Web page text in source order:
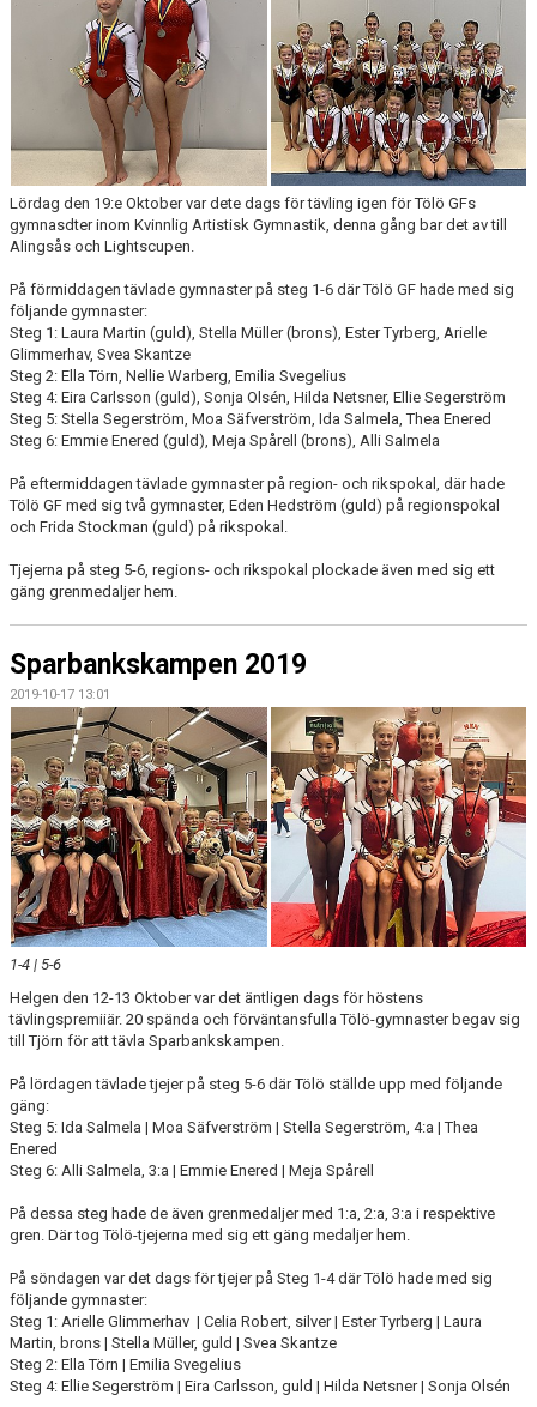
Lördag den 19:e Oktober var dete dags för tävling igen för Tölö GFs
gymnasdter inom Kvinnlig Artistisk Gymnastik, denna gång bar det av till
Alingsås och Lightscupen.
På förmiddagen tävlade gymnaster på steg 1-6 där Tölö GF hade med sig
följande gymnaster:
Steg 1: Laura Martin (guld), Stella Müller (brons), Ester Tyrberg, Arielle
Glimmerhav, Svea Skantze
Steg 2: Ella Törn, Nellie Warberg, Emilia Svegelius
Steg 4: Eira Carlsson (guld), Sonja Olsén, Hilda Netsner, Ellie Segerström
Steg 5: Stella Segerström, Moa Säfverström, Ida Salmela, Thea Enered
Steg 6: Emmie Enered (guld), Meja Spårell (brons), Alli Salmela
På eftermiddagen tävlade gymnaster på region- och rikspokal, där hade
Tölö GF med sig två gymnaster, Eden Hedström (guld) på regionspokal
och Frida Stockman (guld) på rikspokal.
Tjejerna på steg 5-6, regions- och rikspokal plockade även med sig ett
gäng grenmedaljer hem.
Sparbankskampen 2019
2019-10-17 13:01
1-4 | 5-6
Helgen den 12-13 Oktober var det äntligen dags för höstens
tävlingspremiiär. 20 spända och förväntansfulla Tölö-gymnaster begav sig
till Tjörn för att tävla Sparbankskampen.
På lördagen tävlade tjejer på steg 5-6 där Tölö ställde upp med följande
gäng:
Steg 5: Ida Salmela | Moa Säfverström | Stella Segerström, 4:a | Thea
Enered
Steg 6: Alli Salmela, 3:a | Emmie Enered | Meja Spårell
På dessa steg hade de även grenmedaljer med 1:a, 2:a, 3:a i respektive
gren. Där tog Tölö-tjejerna med sig ett gäng medaljer hem.
På söndagen var det dags för tjejer på Steg 1-4 där Tölö hade med sig
följande gymnaster:
Steg 1: Arielle Glimmerhav | Celia Robert, silver | Ester Tyrberg | Laura
Martin, brons | Stella Müller, guld | Svea Skantze
Steg 2: Ella Törn | Emilia Svegelius
Steg 4: Ellie Segerström | Eira Carlsson, guld | Hilda Netsner | Sonja Olsén